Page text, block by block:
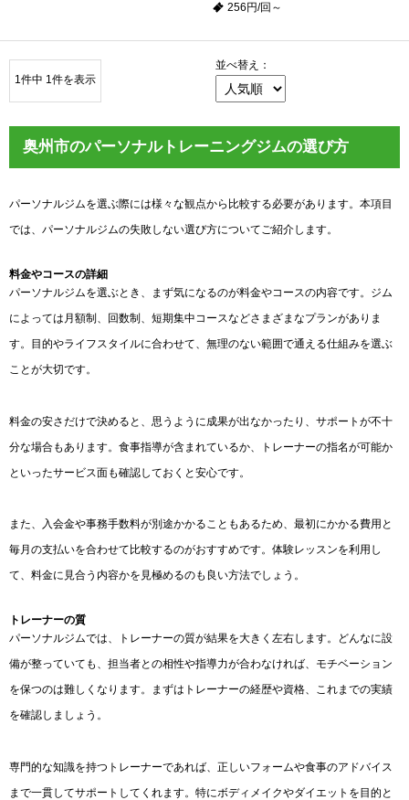
256円/回～
1件中 1件を表示
並べ替え：
奥州市のパーソナルトレーニングジムの選び方
パーソナルジムを選ぶ際には様々な観点から比較する必要があります。本項目
では、パーソナルジムの失敗しない選び方についてご紹介します。
料金やコースの詳細
パーソナルジムを選ぶとき、まず気になるのが料金やコースの内容です。ジム
によっては月額制、回数制、短期集中コースなどさまざまなプランがありま
す。目的やライフスタイルに合わせて、無理のない範囲で通える仕組みを選ぶ
ことが大切です。
料金の安さだけで決めると、思うように成果が出なかったり、サポートが不十
分な場合もあります。食事指導が含まれているか、トレーナーの指名が可能か
といったサービス面も確認しておくと安心です。
また、入会金や事務手数料が別途かかることもあるため、最初にかかる費用と
毎月の支払いを合わせて比較するのがおすすめです。体験レッスンを利用し
て、料金に見合う内容かを見極めるのも良い方法でしょう。
トレーナーの質
パーソナルジムでは、トレーナーの質が結果を大きく左右します。どんなに設
備が整っていても、担当者との相性や指導力が合わなければ、モチベーション
を保つのは難しくなります。まずはトレーナーの経歴や資格、これまでの実績
を確認しましょう。
専門的な知識を持つトレーナーであれば、正しいフォームや食事のアドバイス
まで一貫してサポートしてくれます。特にボディメイクやダイエットを目的と